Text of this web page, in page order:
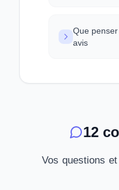
Que
avis
12
Vos questions